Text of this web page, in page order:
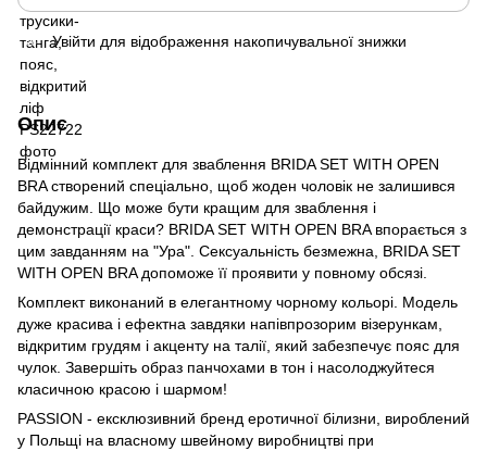
% Увійти для відображення накопичувальної знижки
Опис
Відмінний комплект для зваблення BRIDA SET WITH OPEN
BRA створений спеціально, щоб жоден чоловік не залишився
байдужим. Що може бути кращим для зваблення і
демонстрації краси? BRIDA SET WITH OPEN BRA впорається з
цим завданням на "Ура". Сексуальність безмежна, BRIDA SET
WITH OPEN BRA допоможе її проявити у повному обсязі.
Комплект виконаний в елегантному чорному кольорі. Модель
дуже красива і ефектна завдяки напівпрозорим візерункам,
відкритим грудям і акценту на талії, який забезпечує пояс для
чулок. Завершіть образ панчохами в тон і насолоджуйтеся
класичною красою і шармом!
PASSION - ексклюзивний бренд еротичної білизни, вироблений
у Польщі на власному швейному виробництві при